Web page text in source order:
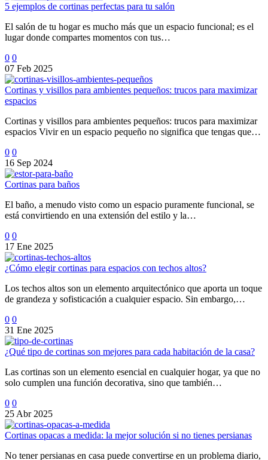
5 ejemplos de cortinas perfectas para tu salón
El salón de tu hogar es mucho más que un espacio funcional; es el
lugar donde compartes momentos con tus…
0 0
07 Feb 2025
Cortinas y visillos para ambientes pequeños: trucos para maximizar
espacios
Cortinas y visillos para ambientes pequeños: trucos para maximizar
espacios Vivir en un espacio pequeño no significa que tengas que…
0 0
16 Sep 2024
Cortinas para baños
El baño, a menudo visto como un espacio puramente funcional, se
está convirtiendo en una extensión del estilo y la…
0 0
17 Ene 2025
¿Cómo elegir cortinas para espacios con techos altos?
Los techos altos son un elemento arquitectónico que aporta un toque
de grandeza y sofisticación a cualquier espacio. Sin embargo,…
0 0
31 Ene 2025
¿Qué tipo de cortinas son mejores para cada habitación de la casa?
Las cortinas son un elemento esencial en cualquier hogar, ya que no
solo cumplen una función decorativa, sino que también…
0 0
25 Abr 2025
Cortinas opacas a medida: la mejor solución si no tienes persianas
No tener persianas en casa puede convertirse en un problema diario,